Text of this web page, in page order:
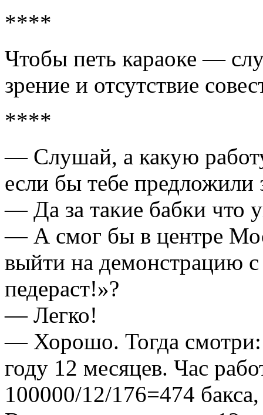
****
Чтобы петь караоке —
зрение и отсутствие
****
— Слушай, а какую
если бы тебе предложили
— Да за такие бабки что
— А смог бы в центре
выйти на демонстрацию
педераст!»?
— Легко!
— Хорошо. Тогда смотри:
году 12 месяцев. Час
100000/12/176=474